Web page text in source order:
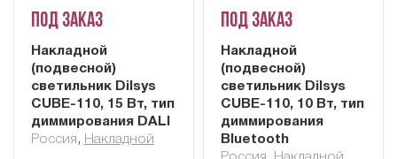
Под заказ
Накладной
(подвесной)
светильник Dilsys
CUBE-110, 15 Вт, тип
диммирования DALI
Россия , Накладной
Под заказ
Накладной
(подвесной)
светильник Dilsys
CUBE-110, 10 Вт, тип
диммирования
Bluetooth